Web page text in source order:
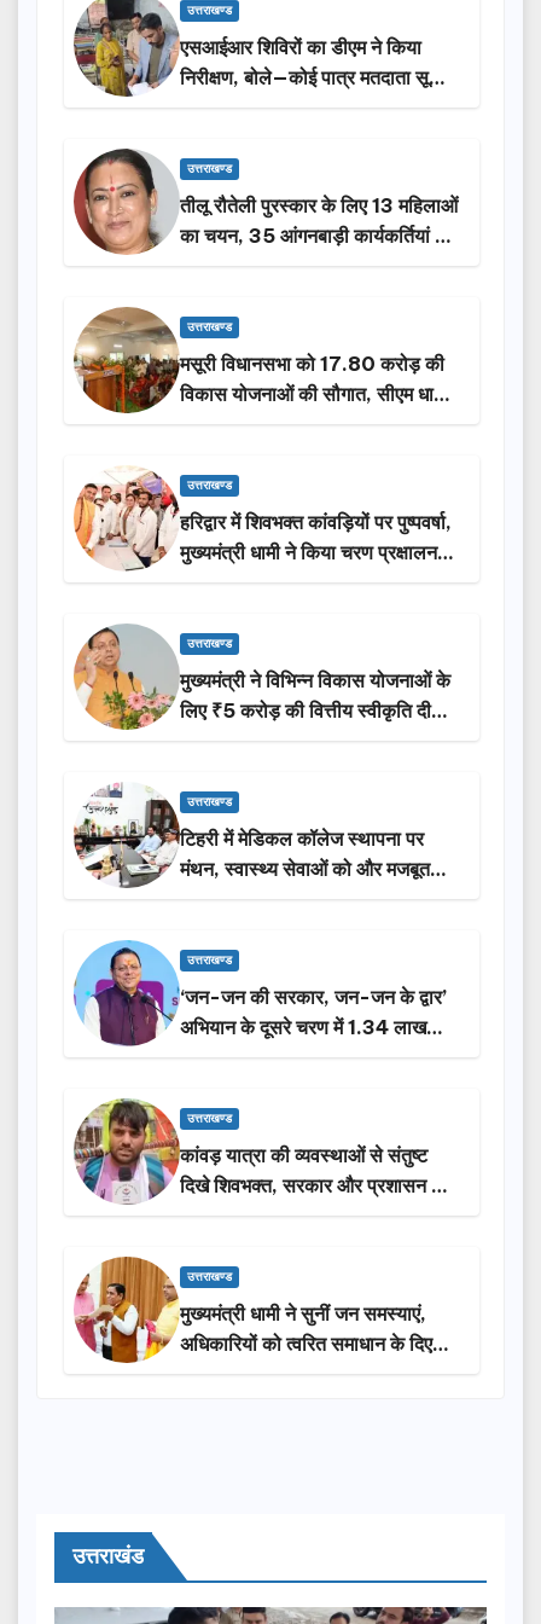
उत्तराखण्ड
एसआईआर शिविरों का डीएम ने किया
निरीक्षण, बोले—कोई पात्र मतदाता सूची
से न छूटे…
उत्तराखण्ड
तीलू रौतेली पुरस्कार के लिए 13 महिलाओं
का चयन, 35 आंगनबाड़ी कार्यकर्तियां भी
होंगी सम्मानित…
उत्तराखण्ड
मसूरी विधानसभा को 17.80 करोड़ की
विकास योजनाओं की सौगात, सीएम धामी
ने किया लोकार्पण-शिलान्यास.
उत्तराखण्ड
हरिद्वार में शिवभक्त कांवड़ियों पर पुष्पवर्षा,
मुख्यमंत्री धामी ने किया चरण प्रक्षालन…
उत्तराखण्ड
मुख्यमंत्री ने विभिन्न विकास योजनाओं के
लिए ₹5 करोड़ की वित्तीय स्वीकृति दी…
उत्तराखण्ड
टिहरी में मेडिकल कॉलेज स्थापना पर
मंथन, स्वास्थ्य सेवाओं को और मजबूत
करेगी सरकार: मुख्यमंत्री धामी…
उत्तराखण्ड
‘जन-जन की सरकार, जन-जन के द्वार’
अभियान के दूसरे चरण में 1.34 लाख
लोगों की भागीदारी…
उत्तराखण्ड
कांवड़ यात्रा की व्यवस्थाओं से संतुष्ट
दिखे शिवभक्त, सरकार और प्रशासन की
सराहना…
उत्तराखण्ड
मुख्यमंत्री धामी ने सुनीं जन समस्याएं,
अधिकारियों को त्वरित समाधान के दिए
निर्देश
उत्तराखंड